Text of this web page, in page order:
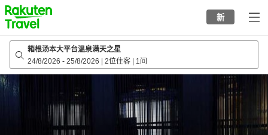
to
top
page
新
箱根汤本大平台温泉满天之星
24/8/2026 - 25/8/2026 2位住客 1间